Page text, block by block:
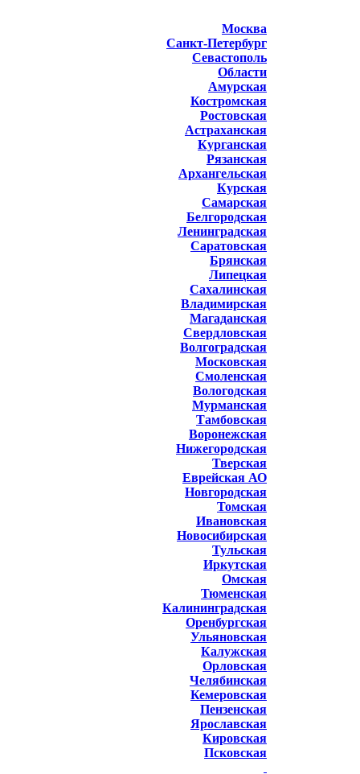
Москва
Санкт-Петербург
Севастополь
Области
Амурская
Костромская
Ростовская
Астраханская
Курганская
Рязанская
Архангельская
Курская
Самарская
Белгородская
Ленинградская
Саратовская
Брянская
Липецкая
Сахалинская
Владимирская
Магаданская
Свердловская
Волгоградская
Московская
Смоленская
Вологодская
Мурманская
Тамбовская
Воронежская
Нижегородская
Тверская
Еврейская АО
Новгородская
Томская
Ивановская
Новосибирская
Тульская
Иркутская
Омская
Тюменская
Калининградская
Оренбургская
Ульяновская
Калужская
Орловская
Челябинская
Кемеровская
Пензенская
Ярославская
Кировская
Псковская